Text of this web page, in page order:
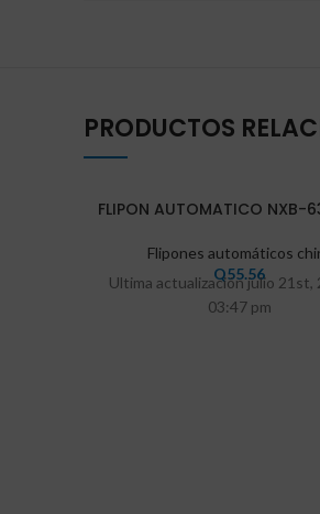
PRODUCTOS
FLIPON AUTOMATICO NXB-
Flipones automáticos
Q55.56
Ultima actualización julio 21st,
03:47 pm